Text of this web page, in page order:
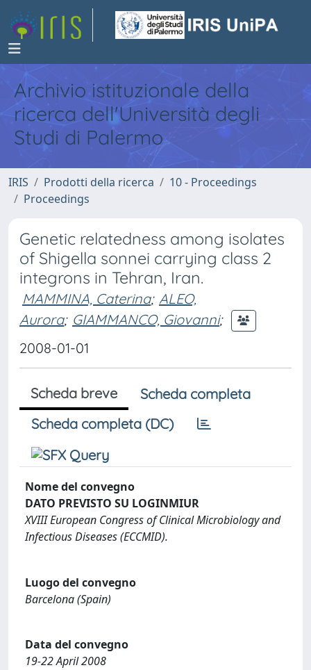
Archivio istituzionale della
ricerca dell'Università degli
Studi di Palermo
IRIS Prodotti della ricerca
10 - Proceedings
Proceedings
Genetic relatedness among isolates
of Shigella sonnei carrying class 2
integrons in Tehran, Iran.
MAMMINA, Caterina; ALEO,
Aurora; GIAMMANCO, Giovanni;
2008-01-01
Scheda breve
Scheda completa
Scheda completa (DC)
Nome del convegno
DATO PREVISTO SU LOGINMIUR
XVIII European Congress of Clinical Microbiology and
Infectious Diseases (ECCMID).
Luogo del convegno
Barcelona (Spain)
Data del convegno
19-22 April 2008